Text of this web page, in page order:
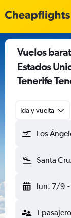
Vuelos
Estados
Tenerife
Ida y vuelta
Los
Santa
lun. 7/9 -
1